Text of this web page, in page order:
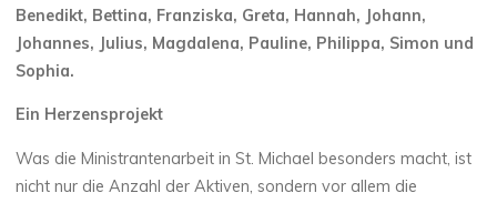
Benedikt, Bettina, Franziska, Greta, Hannah, Johann,
Johannes, Julius, Magdalena, Pauline, Philippa, Simon und
Sophia.
Ein Herzensprojekt
Was die Ministrantenarbeit in St. Michael besonders macht, ist
nicht nur die Anzahl der Aktiven, sondern vor allem die